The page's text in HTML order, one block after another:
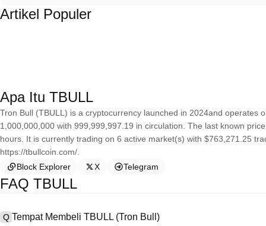
Artikel Populer
Apa Itu TBULL
Tron Bull (TBULL) is a cryptocurrency launched in 2024and operates
1,000,000,000 with 999,999,997.19 in circulation. The last known
hours. It is currently trading on 6 active market(s) with $763,271.25
https://tbullcoin.com/.
Block Explorer
X Telegram
FAQ TBULL
Q Tempat Membeli TBULL (Tron Bull)